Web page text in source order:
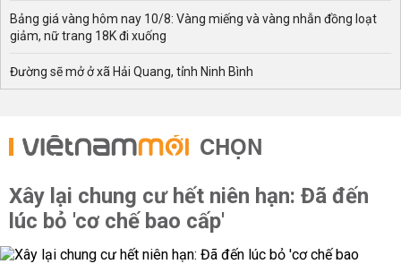
Bảng giá vàng hôm nay 10/8: Vàng miếng và vàng nhẫn đồng loạt
giảm, nữ trang 18K đi xuống
Đường sẽ mở ở xã Hải Quang, tỉnh Ninh Bình
CHỌN
Xây lại chung cư hết niên hạn: Đã đến
lúc bỏ 'cơ chế bao cấp'